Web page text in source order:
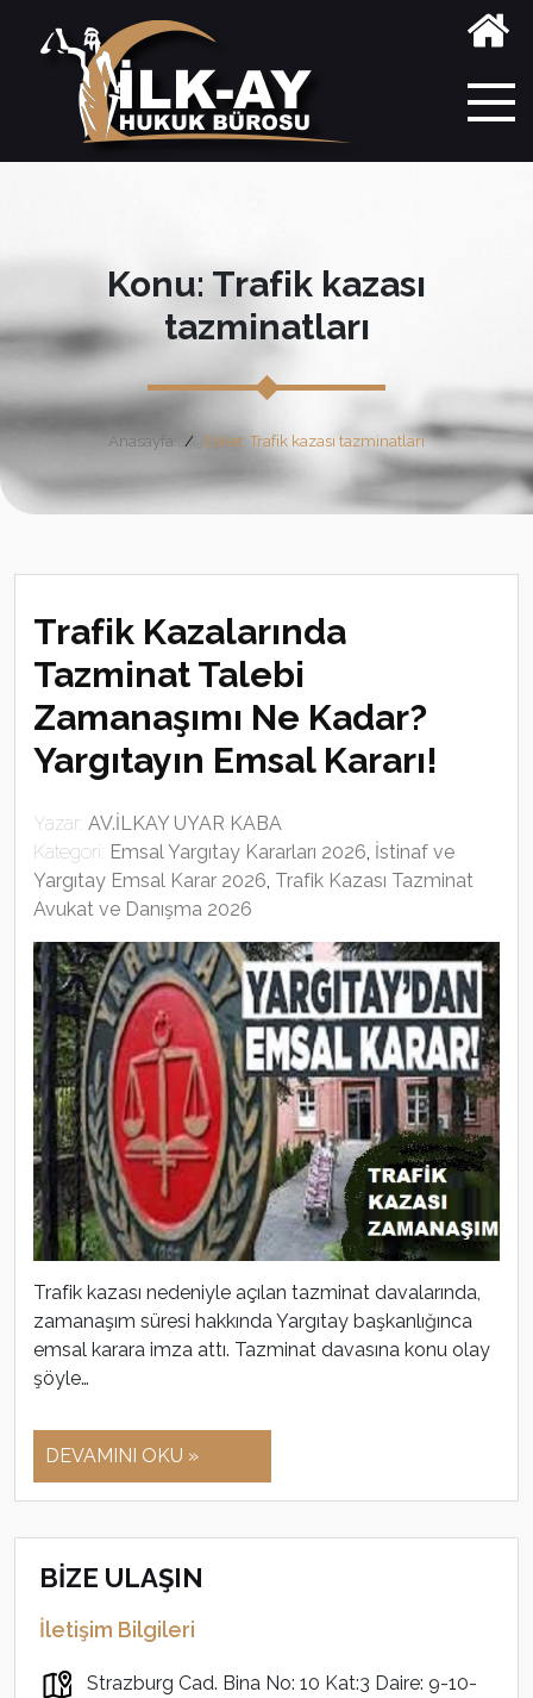
Konu: Trafik kazası
tazminatları
Anasayfa Etiket: Trafik kazası tazminatları
Trafik Kazalarında
Tazminat Talebi
Zamanaşımı Ne Kadar?
Yargıtayın Emsal Kararı!
Yazar: AV.İLKAY UYAR KABA
Kategori: Emsal Yargıtay Kararları 2026, İstinaf ve
Yargıtay Emsal Karar 2026, Trafik Kazası Tazminat
Avukat ve Danışma 2026
Trafik kazası nedeniyle açılan tazminat davalarında,
zamanaşım süresi hakkında Yargıtay başkanlığınca
emsal karara imza attı. Tazminat davasına konu olay
şöyle…
DEVAMINI OKU »
BİZE ULAŞIN
İletişim Bilgileri
Strazburg Cad. Bina No: 10 Kat:3 Daire: 9-10-